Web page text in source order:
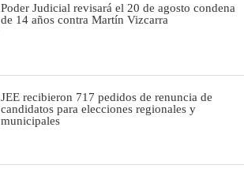
Poder Judicial revisará el 20 de agosto condena
de 14 años contra Martín Vizcarra
JEE recibieron 717 pedidos de renuncia de
candidatos para elecciones regionales y
municipales